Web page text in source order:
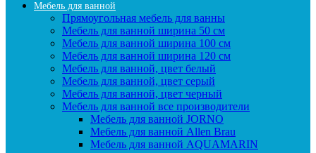
Мебель для ванной
Прямоугольная мебель для ванны
Мебель для ванной ширина 50 см
Мебель для ванной ширина 100 см
Мебель для ванной ширина 120 см
Мебель для ванной, цвет белый
Мебель для ванной, цвет серый
Мебель для ванной, цвет черный
Мебель для ванной все производители
Мебель для ванной JORNO
Мебель для ванной Allen Brau
Мебель для ванной AQUAMARIN